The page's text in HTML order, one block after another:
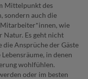
Mittelpunkt des
sondern auch die
wie
Natur. Es geht nicht
Ansprüche der Gäste
in denen
wohlfühlen.
oder im besten